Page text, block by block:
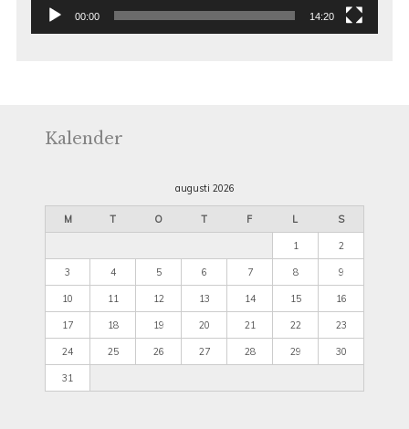
00:00 14:20
Kalender
augusti 2026
M T O T F L S
1 2
3 4 5 6 7 8 9
10 11 12 13 14 15 16
17 18 19 20 21 22 23
24 25 26 27 28 29 30
31